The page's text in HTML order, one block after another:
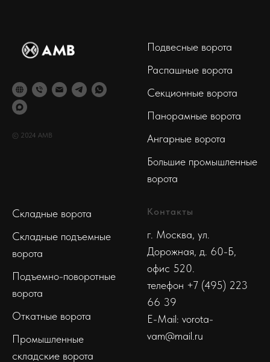
© 2024 АМВ
Подвесные ворота
Распашные ворота
Секционные ворота
Панорамные ворота
Ангарные ворота
Большие промышленные
ворота
Складные ворота
Складные подъемные
ворота
Подъемно-поворотные
ворота
Откатные ворота
Промышленные
складские ворота
Контакты
г. Москва, ул.
Дорожная, д. 60-Б,
офис 520.
телефон +7 (495) 223
66 39
E-Mail: vorota-
vam@mail.ru